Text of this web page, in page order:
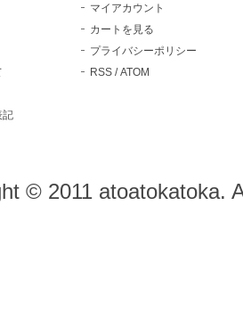
記
マイアカウント
カートを見る
プライバシーポリシー
RSS /ATOM
© 2011 atoatokatoka.